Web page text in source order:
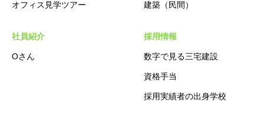
オフィス見学ツアー 建築（民間）
社員紹介
Oさん
採用情報
数字で見る三宅建設
資格手当
採用実績者の出身学校